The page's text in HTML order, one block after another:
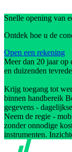
Snelle opening van
Ontdek hoe u de
Open een rekening
Meer dan 20 jaar op
en duizenden
Krijg toegang tot
binnen handbereik
gegevens -
Neem de regie -
zonder onnodige
instrumenten.